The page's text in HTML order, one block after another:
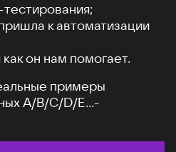
к автоматизации
он нам помогает.
примеры
A/B/C/D/E...-